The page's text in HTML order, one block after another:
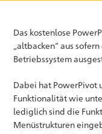
Das kostenlose
„altbacken“ aus
Betriebssystem
Dabei hat PowerPivot
Funktionalität wie
lediglich sind die
Menüstrukturen